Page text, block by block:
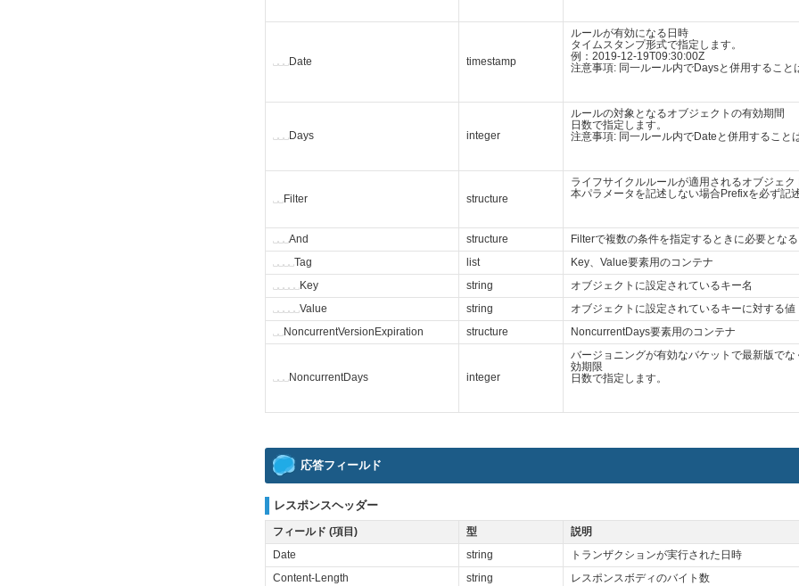
␣␣␣ Date timestamp
ルールが有効になる日時
タイムスタンプ形式で指定します。
例：2019-12-19T09:30:00Z
注意事項: 同一ルール内でDaysと併用すること
␣␣␣ Days integer
ルールの対象となるオブジェクトの有効期間
日数で指定します。
注意事項: 同一ルール内でDateと併用すること
␣␣Filter structure
ライフサイクルルールが適用されるオブジェ
本パラメータを記述しない場合Prefixを必ず記
␣␣␣And structure Filterで複数の条件を指定するときに必要とな
␣␣␣␣ Tag list Key、Value要素用のコンテナ
␣␣␣␣␣Key string オブジェクトに設定されているキー名
␣␣␣␣␣Value string オブジェクトに設定されているキーに対する値
␣␣NoncurrentVersionExpiration structure NoncurrentDays要素用のコンテナ
␣␣␣NoncurrentDays integer
バージョニングが有効なバケットで最新版で
効期限
日数で指定します。
応答フィールド
レスポンスヘッダー
フィールド (項目) 型 説明
Date string トランザクションが実行された日時
Content-Length string レスポンスボディのバイト数